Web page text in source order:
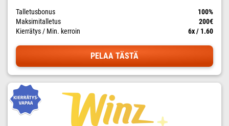
Talletusbonus
100%
Maksimitalletus
200€
Kierrätys / Min. kerroin
6x / 1.60
PELAA TÄSTÄ